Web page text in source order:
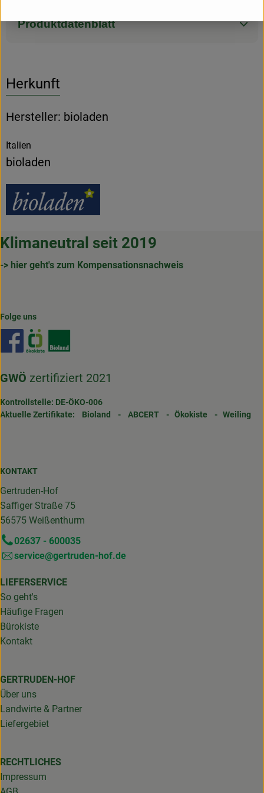
Produktdatenblatt
Herkunft
Hersteller: bioladen
Italien
bioladen
Klimaneutral seit 2019
-> hier geht's zum Kompensationsnachweis
Folge uns
Externer Link zu https://www.facebook.com/
GWÖ zertifiziert 2021
Kontrollstelle: DE-ÖKO-006
Aktuelle Zertifikate: Bioland - ABCERT - Ökokiste - Weiling
KONTAKT
Gertruden-Hof
Saffiger Straße 75
56575 Weißenthurm
02637 - 600035
service@gertruden-hof.de
LIEFERSERVICE
So geht's
Häufige Fragen
Bürokiste
Kontakt
GERTRUDEN-HOF
Über uns
Landwirte & Partner
Liefergebiet
RECHTLICHES
Impressum